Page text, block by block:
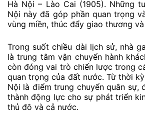
Hà Nội – Lào Cai (1905). Những
Nội này đã góp phần quan trọng
vùng miền, thúc đẩy giao thương
Trong suốt chiều dài lịch sử, nhà
là trung tâm vận chuyển hành
còn đóng vai trò chiến lược trong
quan trọng của đất nước. Từ thời
Nội là điểm trung chuyển quân sự,
thành động lực cho sự phát triển
thủ đô và cả nước.